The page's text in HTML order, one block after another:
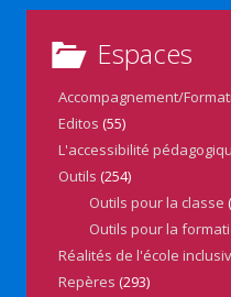
Espaces
Accompagnement/
Editos (55)
L'accessibilité
Outils (254)
Outils pour la classe
Outils pour la
Réalités de l'école
Repères (293)